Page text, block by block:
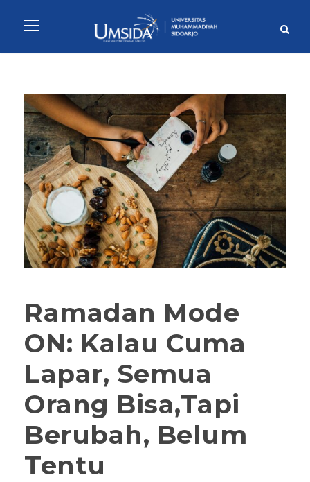
Ramadan Mode
ON: Kalau Cuma
Lapar, Semua
Orang Bisa,Tapi
Berubah, Belum
Tentu